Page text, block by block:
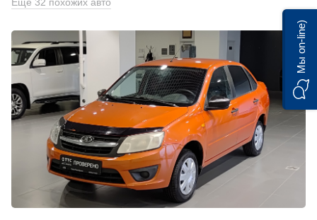
Еще 32 похожих авто
Мы on-line)